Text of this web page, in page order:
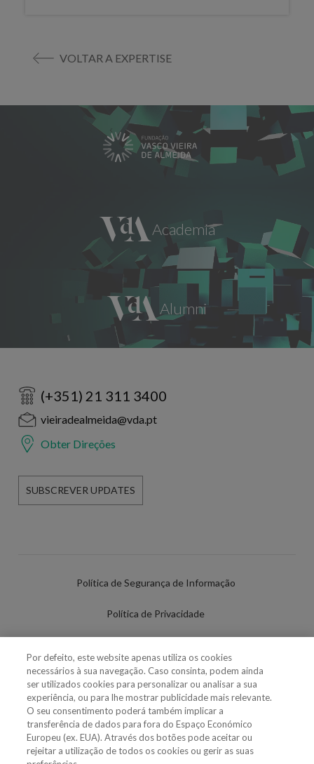
VOLTAR A EXPERTISE
(+351) 21 311 3400
vieiradealmeida@vda.pt
Obter Direções
SUBSCREVER UPDATES
Política de Segurança de Informação
Política de Privacidade
Política de Cookies
Definições de cookies
Uso Fraudulento Nome/Marca
Por defeito, este website apenas utiliza os cookies
necessários à sua navegação. Caso consinta, podem ainda
ser utilizados cookies para personalizar ou analisar a sua
experiência, ou para lhe mostrar publicidade mais relevante.
O seu consentimento poderá também implicar a
transferência de dados para fora do Espaço Económico
Europeu (ex. EUA). Através dos botões pode aceitar ou
rejeitar a utilização de todos os cookies ou gerir as suas